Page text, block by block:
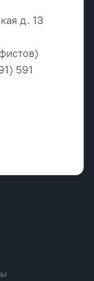
д. 13
591